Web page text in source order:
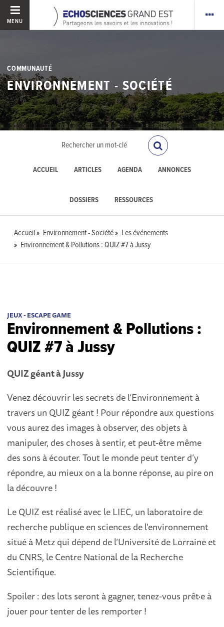
MENU
COMMUNAUTÉ
ENVIRONNEMENT - SOCIÉTÉ
ACCUEIL ARTICLES AGENDA ANNONCES
DOSSIERS RESSOURCES
Accueil Environnement - Société
Les événements
Environnement & Pollutions : QUIZ #7 à Jussy
JEUX - ESCAPE GAME
Environnement & Pollutions :
QUIZ #7 à Jussy
QUIZ géant àJussy
Venez découvrir les secrets de l’Environnement à
travers un QUIZ géant ! Pour répondre aux questions
vous aurez des images à observer, des objets à
manipuler, des choses à sentir, et peut-être même
des sons à écouter. Tout le monde peut tenter d’y
répondre, au mieux on a la bonne réponse, au pire on
la découvre !
Le QUIZ est réalisé avec le LIEC, un laboratoire de
recherche publique en sciences de l'environnement
situé à Metz qui dépend de l’Université de Lorraine et
du CNRS, le Centre National de la Recherche
Scientifique.
Spoiler : des lots seront à gagner, tenez-vous prêt·e à
jouer pour tenter de les remporter !